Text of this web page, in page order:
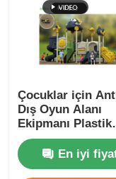
Bizim Hakkımızda
Fabrika turu
Kalite Kontrol
Bize Ulaşın
Çocuklar için
Dış Oyun Alanı
Ekipmanı Plastik
Kaydırma Oyun
En iyi